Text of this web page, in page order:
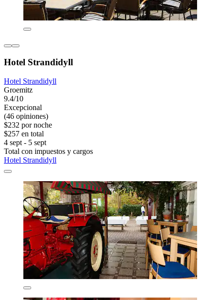
Hotel Strandidyll
Hotel Strandidyll
Groemitz
9.4/10
Excepcional
(46 opiniones)
$232 por noche
$257 en total
4 sept - 5 sept
Total con impuestos y cargos
Hotel Strandidyll